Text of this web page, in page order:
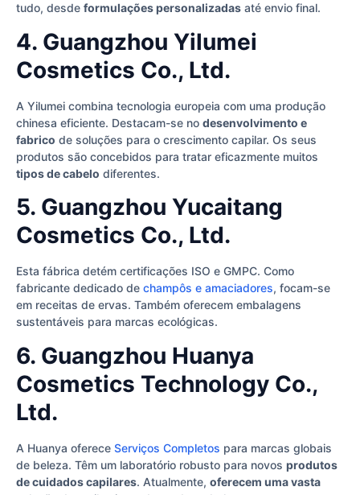
tudo, desde formulações personalizadas até envio final.
4. Guangzhou Yilumei
Cosmetics Co., Ltd.
A Yilumei combina tecnologia europeia com uma produção
chinesa eficiente. Destacam-se no desenvolvimento e
fabrico de soluções para o crescimento capilar. Os seus
produtos são concebidos para tratar eficazmente muitos
tipos de cabelo diferentes.
5. Guangzhou Yucaitang
Cosmetics Co., Ltd.
Esta fábrica detém certificações ISO e GMPC. Como
fabricante dedicado de champôs e amaciadores, focam-se
em receitas de ervas. Também oferecem embalagens
sustentáveis para marcas ecológicas.
6. Guangzhou Huanya
Cosmetics Technology Co.,
Ltd.
A Huanya oferece Serviços Completos para marcas globais
de beleza. Têm um laboratório robusto para novos produtos
de cuidados capilares. Atualmente, oferecem uma vasta